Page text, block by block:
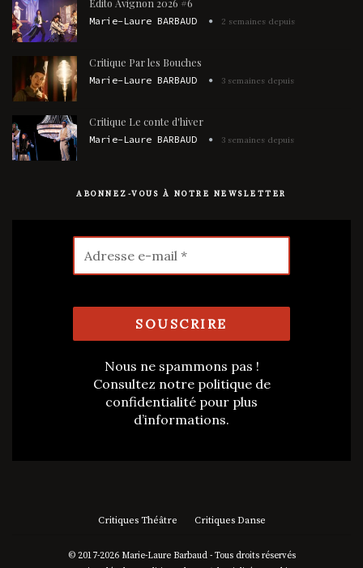
Marie-Laure BARBAUD 2 semaines depuis
Critique Par les Bouches
Marie-Laure BARBAUD 3 semaines depuis
Critique Le conte d'hiver
Marie-Laure BARBAUD 3 semaines depuis
ABONNEZ-VOUS À NOTRE NEWSLETTER
Nous ne spammons pas !
Consultez notre politique de
confidentialité pour plus
d’informations.
Critiques Théâtre Critiques Danse
© 2017-2026 Marie-Laure Barbaud - Tous droits réservés